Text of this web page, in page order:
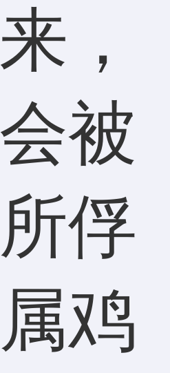
，
被
俘
鸡